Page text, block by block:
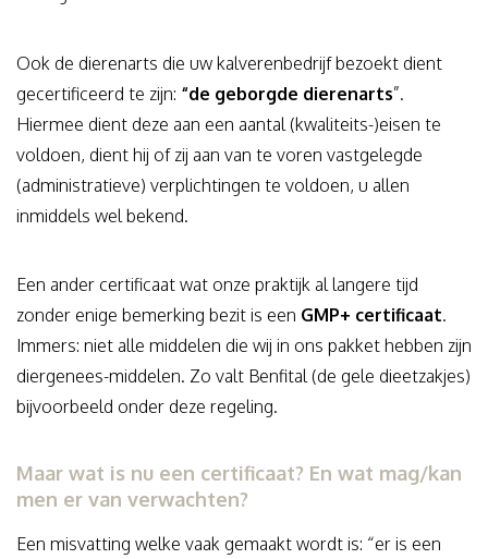
Ook de dierenarts die uw kalverenbedrijf bezoekt dient
gecertificeerd te zijn: “de geborgde dierenarts”.
Hiermee dient deze aan een aantal (kwaliteits-)eisen te
voldoen, dient hij of zij aan van te voren vastgelegde
(administratieve) verplichtingen te voldoen, u allen
inmiddels wel bekend.
Een ander certificaat wat onze praktijk al langere tijd
zonder enige bemerking bezit is een GMP+ certificaat.
Immers: niet alle middelen die wij in ons pakket hebben zijn
diergenees-middelen. Zo valt Benfital (de gele dieetzakjes)
bijvoorbeeld onder deze regeling.
Maar wat is nu een certificaat? En wat mag/kan
men er van verwachten?
Een misvatting welke vaak gemaakt wordt is: “er is een